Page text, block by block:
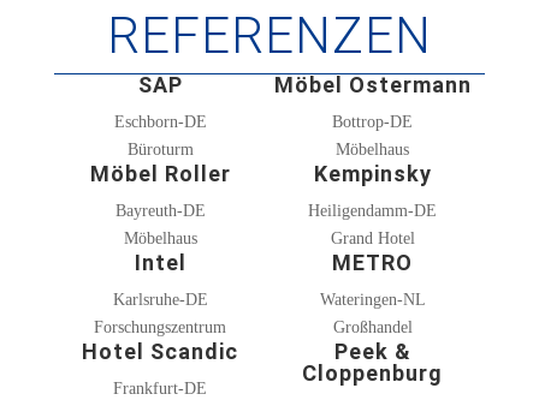
REFERENZEN
SAP
Eschborn-DE
Büroturm
Möbel Ostermann
Bottrop-DE
Möbelhaus
Möbel Roller
Bayreuth-DE
Möbelhaus
Kempinsky
Heiligendamm-DE
Grand Hotel
Intel
Karlsruhe-DE
Forschungszentrum
METRO
Wateringen-NL
Großhandel
Hotel Scandic
Frankfurt-DE
Peek &
Cloppenburg